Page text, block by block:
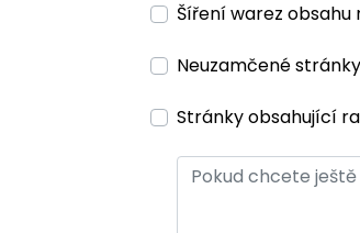
Šíření warez
Neuzamčené
Stránky obsahující